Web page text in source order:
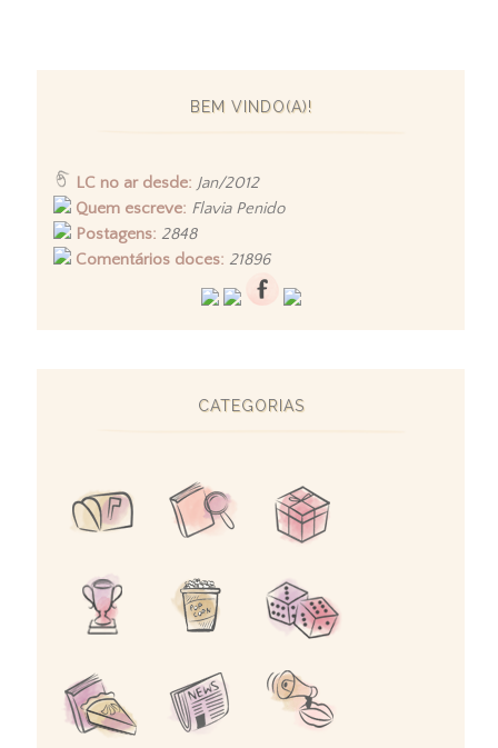
BEM VINDO(A)!
LC no ar desde: Jan/2012
Quem escreve: Flavia Penido
Postagens: 2848
Comentários doces: 21896
CATEGORIAS